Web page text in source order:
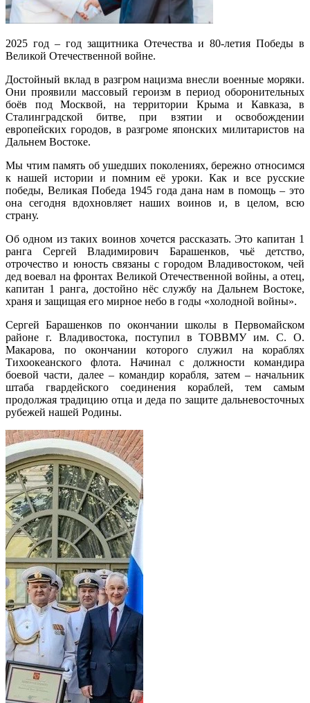
2025 год – год защитника Отечества и 80-летия Победы в
Великой Отечественной войне.
Достойный вклад в разгром нацизма внесли военные моряки.
Они проявили массовый героизм в период оборонительных
боёв под Москвой, на территории Крыма и Кавказа, в
Сталинградской битве, при взятии и освобождении
европейских городов, в разгроме японских милитаристов на
Дальнем Востоке.
Мы чтим память об ушедших поколениях, бережно относимся
к нашей истории и помним её уроки. Как и все русские
победы, Великая Победа 1945 года дана нам в помощь – это
она сегодня вдохновляет наших воинов и, в целом, всю
страну.
Об одном из таких воинов хочется рассказать. Это капитан 1
ранга Сергей Владимирович Барашенков, чьё детство,
отрочество и юность связаны с городом Владивостоком, чей
дед воевал на фронтах Великой Отечественной войны, а отец,
капитан 1 ранга, достойно нёс службу на Дальнем Востоке,
храня и защищая его мирное небо в годы «холодной войны».
Сергей Барашенков по окончании школы в Первомайском
районе г. Владивостока, поступил в ТОВВМУ им. С. О.
Макарова, по окончании которого служил на кораблях
Тихоокеанского флота. Начинал с должности командира
боевой части, далее – командир корабля, затем – начальник
штаба гвардейского соединения кораблей, тем самым
продолжая традицию отца и деда по защите дальневосточных
рубежей нашей Родины.